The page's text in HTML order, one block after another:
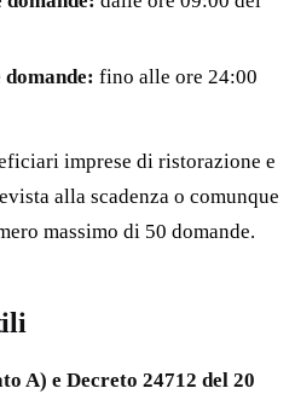
fino alle ore 24:00
imprese di ristorazione e
alla scadenza o comunque
massimo di 50 domande.
A) e Decreto 24712 del 20